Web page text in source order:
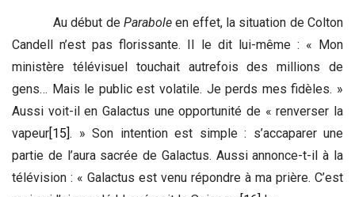
Au début de Parabole en effet, la situation de Colton
Candell n’est pas florissante. Il le dit lui-même : « Mon
ministère télévisuel touchait autrefois des millions de
gens… Mais le public est volatile. Je perds mes fidèles. »
Aussi voit-il en Galactus une opportunité de « renverser la
vapeur [15] . » Son intention est simple : s’accaparer une
partie de l’aura sacrée de Galactus. Aussi annonce-t-il à la
télévision : « Galactus est venu répondre à ma prière. C’est